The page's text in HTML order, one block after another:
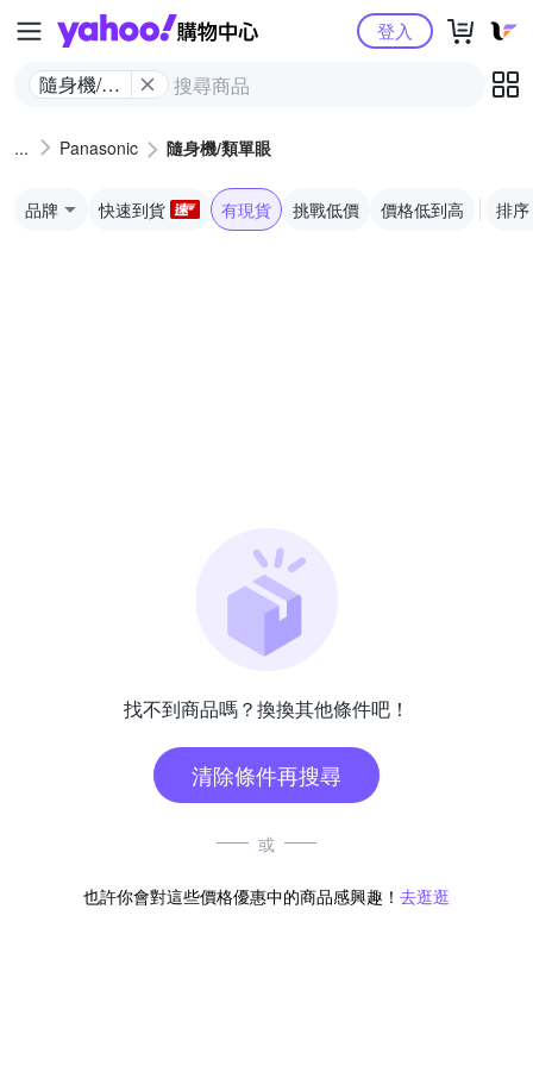
Yahoo購物中心
隨身機/類
登入
Panasonic 隨身機/類單眼
品牌 快速到貨 有現貨 挑戰低價 價格低到高 排序
找不到商品嗎？換換其他條件吧！
清除條件再搜尋
或
也許你會對這些價格優惠中的商品感興趣！ 去逛逛